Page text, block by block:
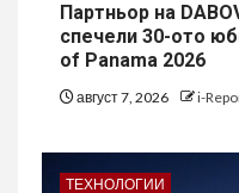
Партньор на
спечели 30-ото
of Panama 2026
август 7, 2026 i-
ТЕХНОЛОГИИ